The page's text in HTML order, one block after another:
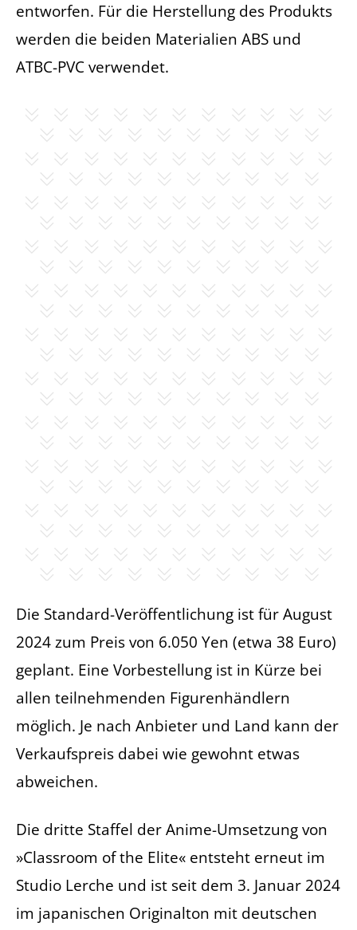
entworfen. Für die Herstellung des Produkts
werden die beiden Materialien ABS und
ATBC-PVC verwendet.
Die Standard-Veröffentlichung ist für August
2024 zum Preis von 6.050 Yen (etwa 38 Euro)
geplant. Eine Vorbestellung ist in Kürze bei
allen teilnehmenden Figurenhändlern
möglich. Je nach Anbieter und Land kann der
Verkaufspreis dabei wie gewohnt etwas
abweichen.
Die dritte Staffel der Anime-Umsetzung von
»Classroom of the Elite« entsteht erneut im
Studio Lerche und ist seit dem 3. Januar 2024
im japanischen Originalton mit deutschen